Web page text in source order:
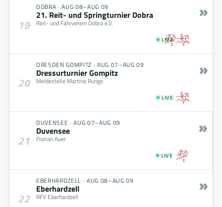
19
DOBRA ·AUG 08–AUG 09
21. Reit- und Springturnier Dobra
Reit- und Fahrverein Dobra e.V.
LIVE
»
20
DRESDEN GOMPITZ · AUG 07–AUG 09
Dressurturnier Gompitz
Meldestelle Martina Runge
LIVE
»
21
DUVENSEE ·AUG 07–AUG 09
Duvensee
Florian Auer
LIVE
»
22
EBERHARDZELL · AUG 08–AUG 09
Eberhardzell
RFV Eberhardzell
»